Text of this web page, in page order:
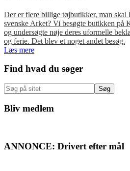
Der er flere billige tøjbutikker, man skal
svenske Arket? Vi besøgte butikken på
og undersøgte nøje deres uformelle
og ferie. Det blev et noget andet besøg.
Læs mere
Primær
Sidebar
Find hvad du søger
Søg
på
sitet
Bliv medlem
ANNONCE: Drivert efter mål